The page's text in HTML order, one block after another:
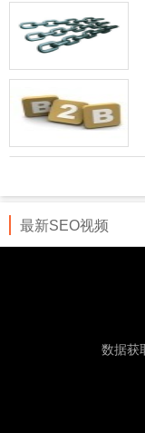
最新SEO视频